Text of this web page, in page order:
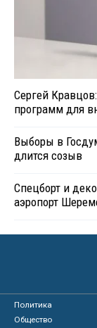
Сергей
программ для
Выборы в
длится созыв
Спецборт и
аэропорт
Политика
Общество